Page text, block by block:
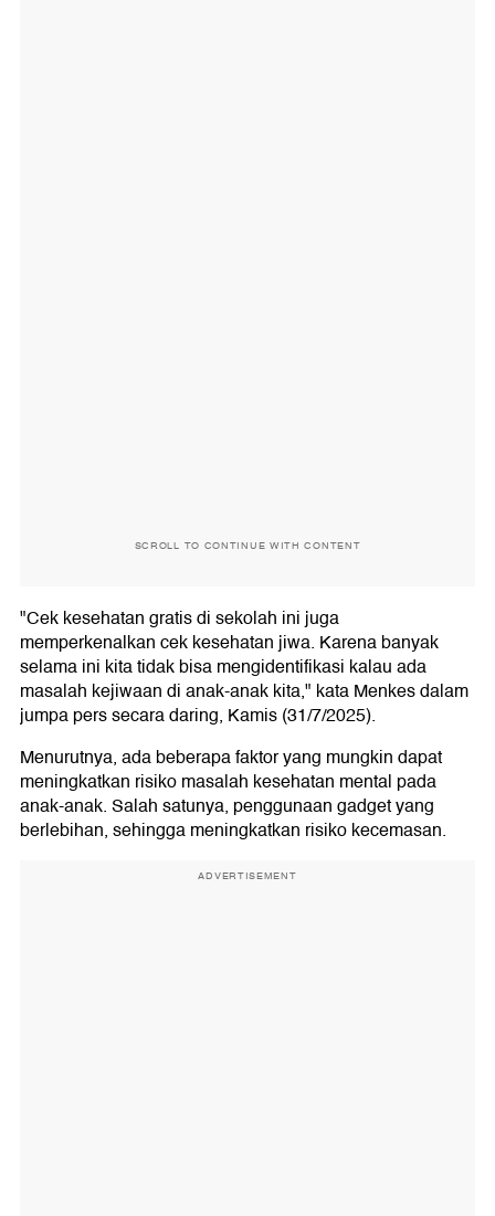
SCROLL TO CONTINUE WITH CONTENT
"Cek kesehatan gratis di sekolah ini juga
memperkenalkan cek kesehatan jiwa. Karena banyak
selama ini kita tidak bisa mengidentifikasi kalau ada
masalah kejiwaan di anak-anak kita," kata Menkes dalam
jumpa pers secara daring, Kamis (31/7/2025).
Menurutnya, ada beberapa faktor yang mungkin dapat
meningkatkan risiko masalah kesehatan mental pada
anak-anak. Salah satunya, penggunaan gadget yang
berlebihan, sehingga meningkatkan risiko kecemasan.
ADVERTISEMENT